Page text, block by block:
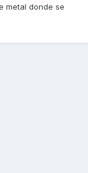
metal donde se